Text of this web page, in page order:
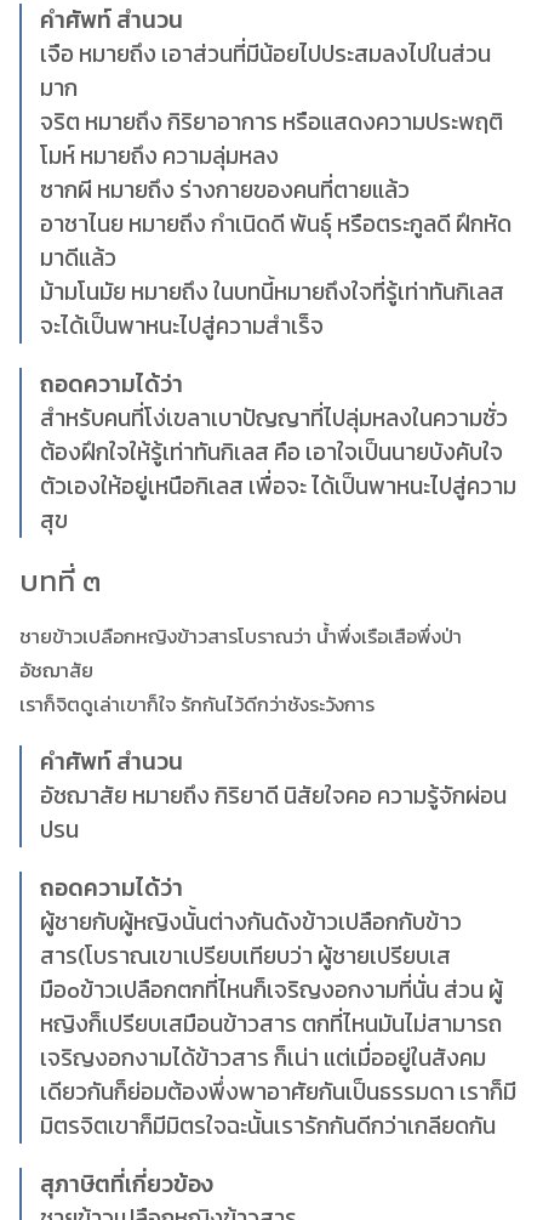
คำศัพท์ สำนวน
เจือ หมายถึง เอาส่วนที่มีน้อยไปประสมลงไปในส่วน
มาก
จริต หมายถึง กิริยาอาการ หรือแสดงความประพฤติ
โมห์ หมายถึง ความลุ่มหลง
ซากผี หมายถึง ร่างกายของคนที่ตายแล้ว
อาชาไนย หมายถึง กำเนิดดี พันธุ์ หรือตระกูลดี ฝึกหัด
มาดีแล้ว
ม้ามโนมัย หมายถึง ในบทนี้หมายถึงใจที่รู้เท่าทันกิเลส
จะได้เป็นพาหนะไปสู่ความสำเร็จ
ถอดความได้ว่า
สำหรับคนที่โง่เขลาเบาปัญญาที่ไปลุ่มหลงในความชั่ว
ต้องฝึกใจให้รู้เท่าทันกิเลส คือ เอาใจเป็นนายบังคับใจ
ตัวเองให้อยู่เหนือกิเลส เพื่อจะ ได้เป็นพาหนะไปสู่ความ
สุข
บทที่ ๓
ชายข้าวเปลือกหญิงข้าวสารโบราณว่า น้ำพึ่งเรือเสือพึ่งป่า
อัชฌาสัย
เราก็จิตดูเล่าเขาก็ใจ รักกันไว้ดีกว่าชังระวังการ
คำศัพท์ สำนวน
อัชฌาสัย หมายถึง กิริยาดี นิสัยใจคอ ความรู้จักผ่อน
ปรน
ถอดความได้ว่า
ผู้ชายกับผู้หญิงนั้นต่างกันดังข้าวเปลือกกับข้าว
สาร(โบราณเขาเปรียบเทียบว่า ผู้ชายเปรียบเส
มือoข้าวเปลือกตกที่ไหนก็เจริญงอกงามที่นั่น ส่วน ผู้
หญิงก็เปรียบเสมือนข้าวสาร ตกที่ไหนมันไม่สามารถ
เจริญงอกงามได้ข้าวสาร ก็เน่า แต่เมื่ออยู่ในสังคม
เดียวกันก็ย่อมต้องพึ่งพาอาศัยกันเป็นธรรมดา เราก็มี
มิตรจิตเขาก็มีมิตรใจฉะนั้นเรารักกันดีกว่าเกลียดกัน
สุภาษิตที่เกี่ยวข้อง